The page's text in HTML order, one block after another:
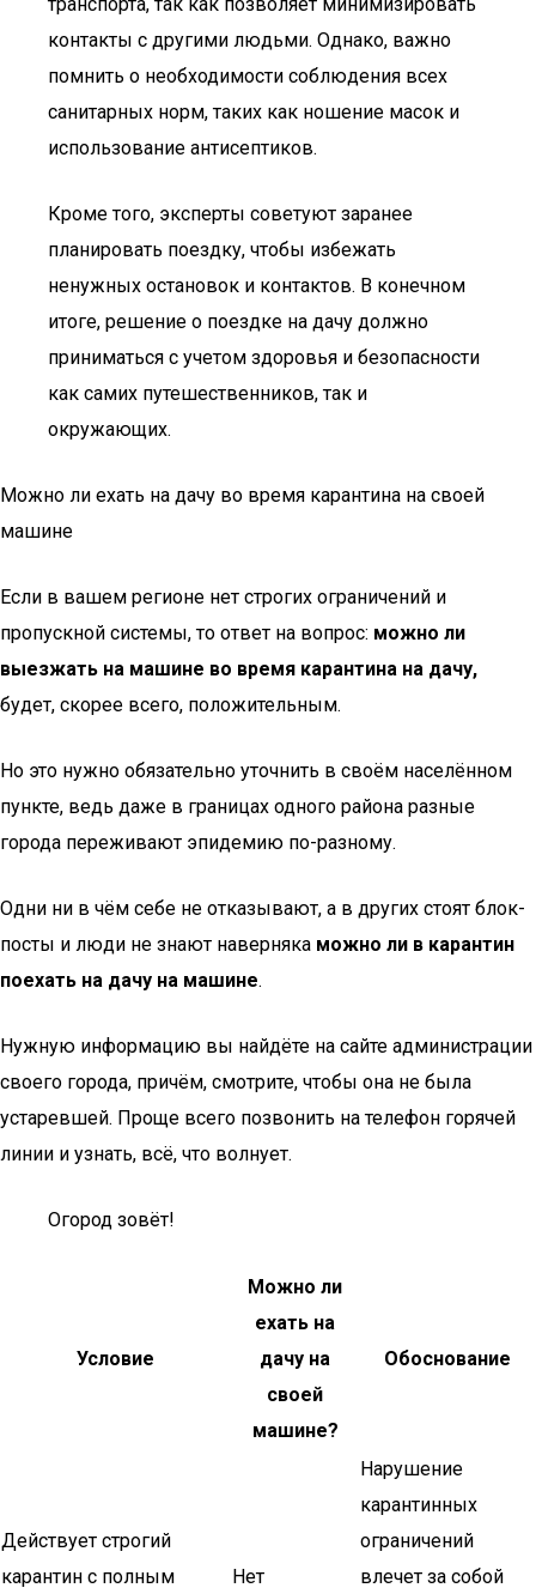
контакты с другими людьми. Однако, важно
помнить о необходимости соблюдения всех
санитарных норм, таких как ношение масок и
использование антисептиков.
Кроме того, эксперты советуют заранее
планировать поездку, чтобы избежать
ненужных остановок и контактов. В конечном
итоге, решение о поездке на дачу должно
приниматься с учетом здоровья и безопасности
как самих путешественников, так и
окружающих.
Можно ли ехать на дачу во время карантина на своей
машине
Если в вашем регионе нет строгих ограничений и
пропускной системы, то ответ на вопрос: можно ли
выезжать на машине во время карантина на дачу,
будет, скорее всего, положительным.
Но это нужно обязательно уточнить в своём населённом
пункте, ведь даже в границах одного района разные
города переживают эпидемию по-разному.
Одни ни в чём себе не отказывают, а в других стоят блок-
посты и люди не знают наверняка можно ли в карантин
поехать на дачу на машине.
Нужную информацию вы найдёте на сайте администрации
своего города, причём, смотрите, чтобы она не была
устаревшей. Проще всего позвонить на телефон горячей
линии и узнать, всё, что волнует.
Огород зовёт!
Условие
Можно ли
ехать на
дачу на
своей
машине?
Обоснование
Действует строгий
карантин с полным
Нет
Нарушение
карантинных
ограничений
влечет за собой